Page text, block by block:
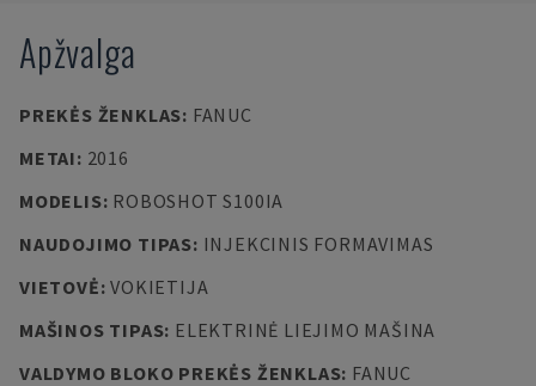
Apžvalga
PREKĖS ŽENKLAS: FANUC
METAI: 2016
MODELIS: ROBOSHOT S100IA
NAUDOJIMO TIPAS: INJEKCINIS FORMAVIMAS
VIETOVĖ:VOKIETIJA
MAŠINOS TIPAS: ELEKTRINĖ LIEJIMO MAŠINA
VALDYMO BLOKO PREKĖS ŽENKLAS: FANUC